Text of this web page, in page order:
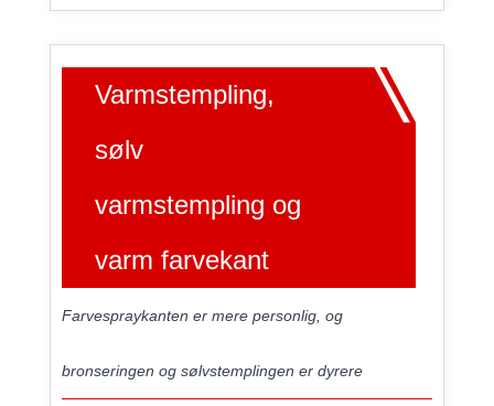
Varmstempling,
sølv
varmstempling og
varm farvekant
Farvespraykanten er mere personlig, og
bronseringen og sølvstemplingen er dyrere